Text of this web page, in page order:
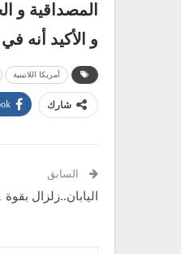
المصداقية و
و الأكيد أنه
أمريكا اللاتينية
شارك
السابق
اليابان..زلزال بقوة 5.1 درجة يضرب شمال شرق البلاد